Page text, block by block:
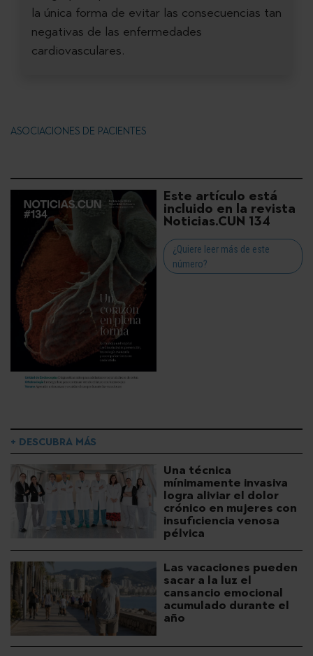
la única forma de evitar las consecuencias tan
negativas de las enfermedades
cardiovasculares.
ASOCIACIONES DE PACIENTES
Este artículo está
incluido en la revista
Noticias.CUN 134
¿Quiere leer más de este
número?
+ DESCUBRA MÁS
Una técnica
mínimamente invasiva
logra aliviar el dolor
crónico en mujeres con
insuficiencia venosa
pélvica
Las vacaciones pueden
sacar a la luz el
cansancio emocional
acumulado durante el
año